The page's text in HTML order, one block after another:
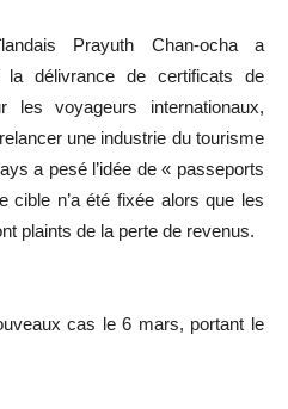
Prayuth Chan-ocha a
délivrance de certificats de
les voyageurs internationaux,
une industrie du tourisme
a pesé l’idée de « passeports
cible n’a été fixée alors que les
plaints de la perte de revenus.
cas le 6 mars, portant le